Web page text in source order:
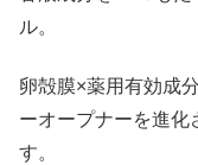
ル。
卵殻膜×薬用有効成
ーオープナーを進化
す。